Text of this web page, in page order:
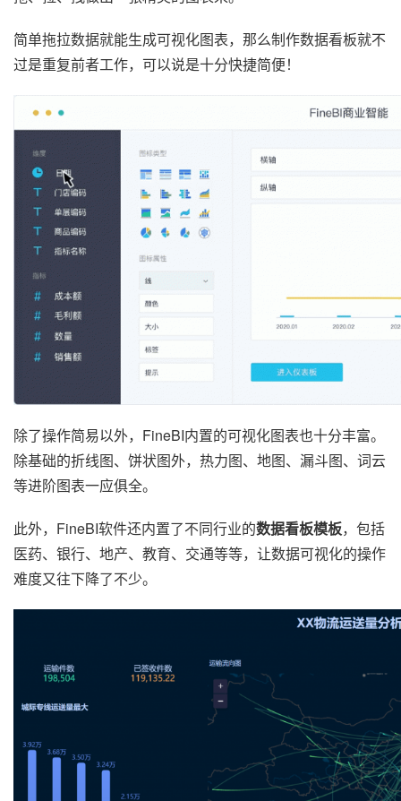
简单拖拉数据就能生成可视化图表，那么制作数据看板就不
过是重复前者工作，可以说是十分快捷简便！
除了操作简易以外，FineBI内置的可视化图表也十分丰富。
除基础的折线图、饼状图外，热力图、地图、漏斗图、词云
等进阶图表一应俱全。
此外，FineBI软件还内置了不同行业的数据看板模板，包括
医药、银行、地产、教育、交通等等，让数据可视化的操作
难度又往下降了不少。